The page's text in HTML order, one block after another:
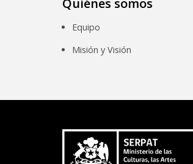
Quiénes somos
Equipo
Misión y Visión